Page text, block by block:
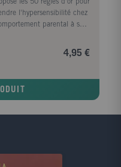
les 50 règles d'or pour
l'hypersensibilité chez
parental à ses
un cadre sécurisant,
4,95 €